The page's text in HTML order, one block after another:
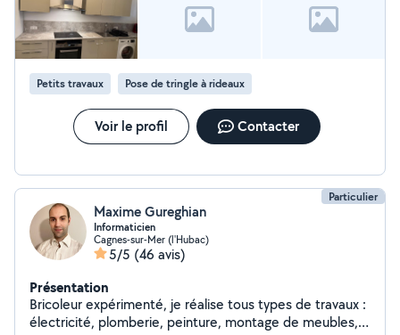
Petits travaux Pose de tringle à rideaux
Voir le profil Contacter
Particulier
Maxime Gureghian
Informaticien
Cagnes-sur-Mer (l'Hubac)
5/5 (46 avis)
Présentation
Bricoleur expérimenté, je réalise tous types de travaux :
électricité, plomberie, peinture, montage de meubles,